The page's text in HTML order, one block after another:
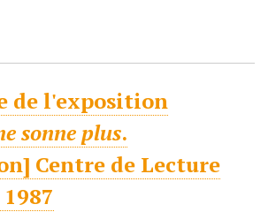
de l'exposition
sonne plus.
Centre de Lecture